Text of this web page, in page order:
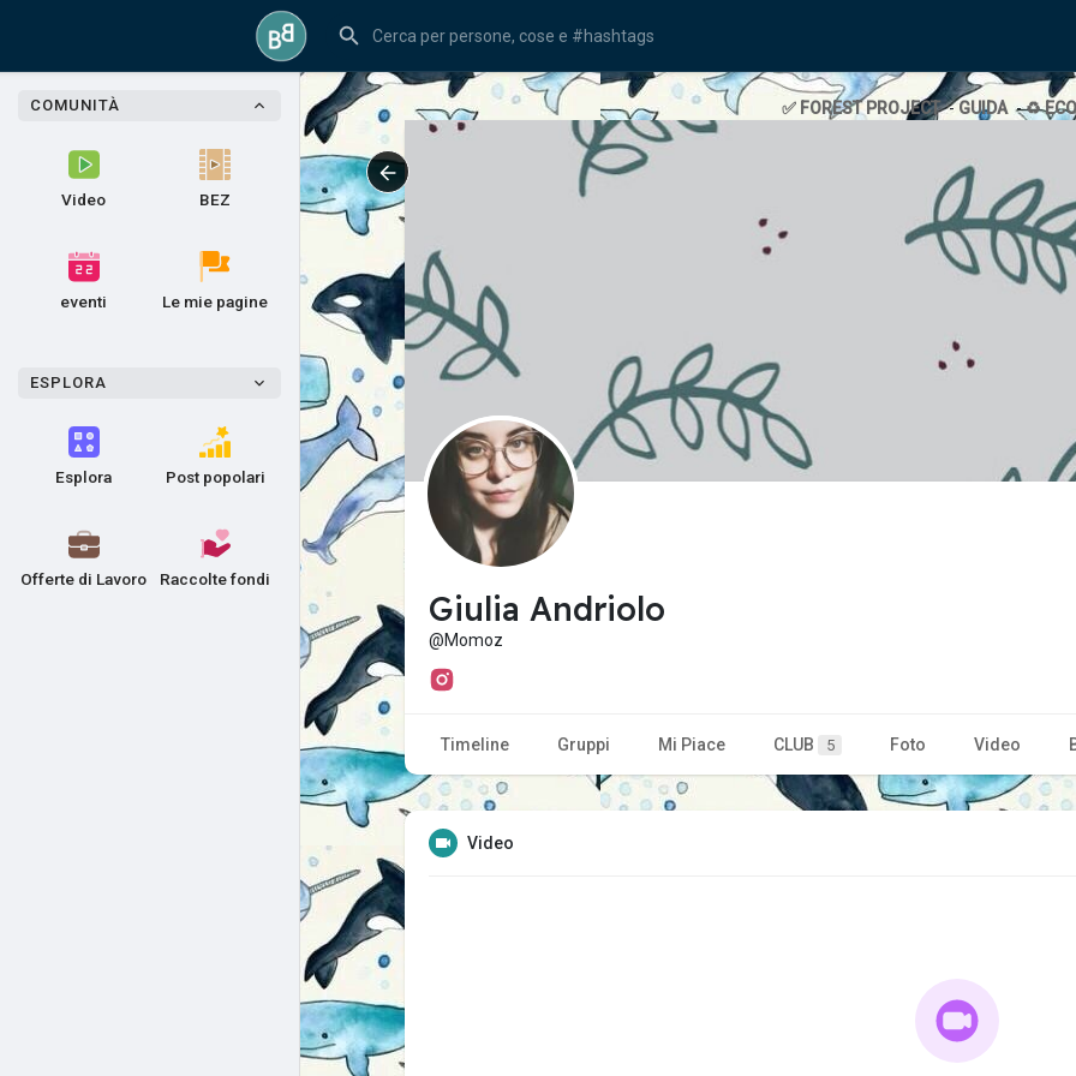
COMUNITÀ
Video BEZ
eventi Le mie pagine
ESPLORA
Esplora Post popolari
Offerte di Lavoro Raccolte fondi
✅ FOREST PROJECT -GUIDA -♻️
Giulia Andriolo
@Momoz
Timeline Gruppi Mi Piace CLUB 5 Foto Video
Video